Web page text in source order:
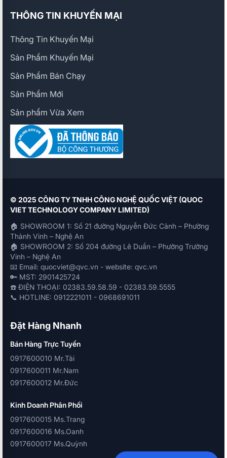
THÔNG TIN KHUYẾN MẠI
Thông Tin Khuyến Mại
Sản Phẩm Khuyến Mại
Sản Phẩm Bán Chạy
Sản Phẩm Mới
Sản phẩm Vừa Xem
© 2025 CÔNG TY TNHH CÔNG NGHỆ QUỐC VIỆT (QUOC
VIET TECHNOLOGY COMPANY LIMITED)
🏠 SHOWROOM 1: Số 21 đường Nguyễn Đức Cảnh – Phường
Thành Vinh – Nghệ An
🏠 SHOWROOM 2: Số 204 đường Lê Duẩn – Phường Trường
Vinh – Nghệ An
📧 Email: quocviet@qvc.vn - website: qvc.vn
🔑 MST: 2901425724
☎️ ĐIỆN THOẠI: 02383.59.58.59 - 02383.59.5555
📞 HOTLINE: 0912221011 - 0968691011
Đặt Hàng Nhanh
Bán Hàng Trực Tuyến
0917600010 Mr.Tài
0917600011 Mr.Nam
0917600012 Mr.Đức
Kinh Doanh Phân Phối
0917600015 Ms.Trang
0917600016 Ms.Oanh
0917600017 Ms.Quỳnh